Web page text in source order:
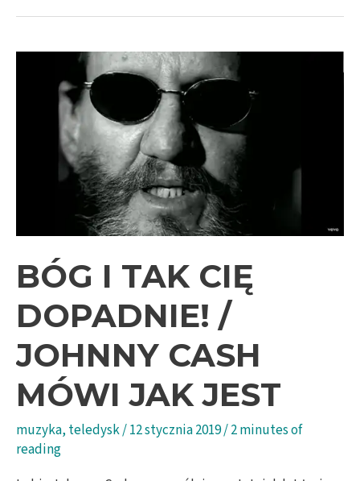
Boże
–
co
mają
wspólnego?
Til
Kingdom
Come
BÓG I TAK CIĘ
DOPADNIE! /
JOHNNY CASH
MÓWI JAK JEST
muzyka, teledysk/12 stycznia 2019/2 minutes of
reading